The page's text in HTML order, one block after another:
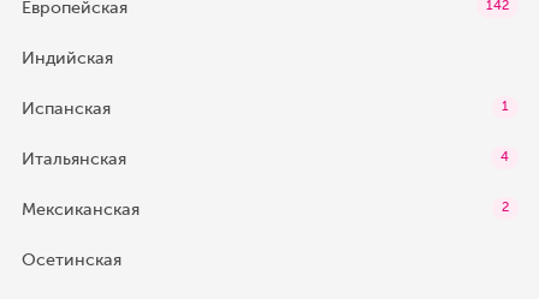
Европейская 142
Индийская
Испанская 1
Итальянская 4
Мексиканская 2
Осетинская